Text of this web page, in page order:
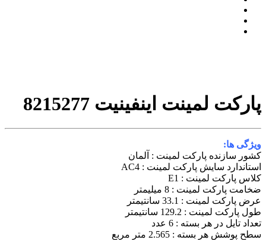
پارکت لمینت اینفینیت 8215277
ویژگی ها:
کشور سازنده پارکت لمینت : آلمان
استاندارد سایش پارکت لمینت : AC4
کلاس پارکت لمینت : E1
ضخامت پارکت لمینت : 8 میلیمتر
عرض پارکت لمینت : 33.1 سانتیمتر
طول پارکت لمینت : 129.2 سانتیمتر
تعداد تایل در هر بسته : 6 عدد
سطح پوشش هر بسته : 2.565 متر مربع